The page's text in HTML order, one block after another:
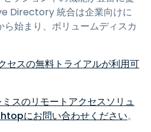
Directory 統合は企業向けに
ら始まり、ボリュームディスカ
スの無料トライアルが利用可
スのリモートアクセスソリュ
にお問い合わせください。